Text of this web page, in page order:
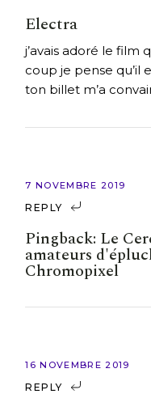
Electra
j’avais adoré le film
coup je pense qu’il
ton billet m’a
7 NOVEMBRE 2019
REPLY
Pingback: Le
amateurs
Chromopixel
16 NOVEMBRE 2019
REPLY